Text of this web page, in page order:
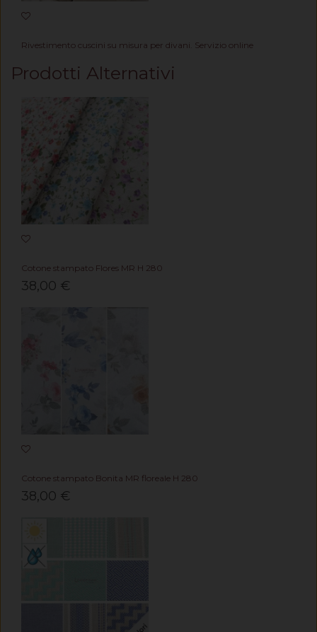
Rivestimento cuscini su misura per divani. Servizio online
Prodotti Alternativi
Cotone stampato Flores MR H 280
38,00 €
Cotone stampato Bonita MR floreale H 280
38,00 €